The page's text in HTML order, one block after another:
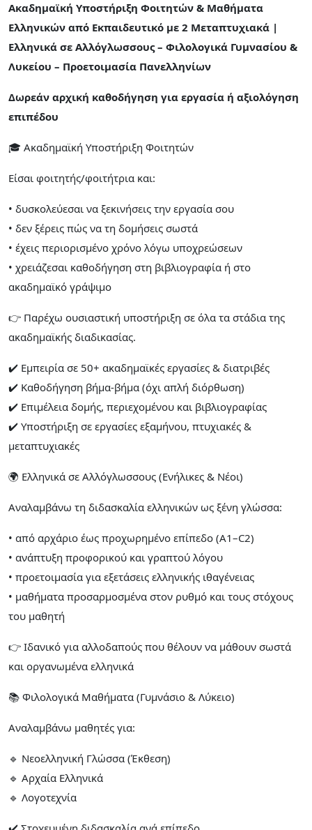
Ακαδημαϊκή Υποστήριξη Φοιτητών & Μαθήματα
Ελληνικών από Εκπαιδευτικό με 2 Μεταπτυχιακά |
Ελληνικά σε Αλλόγλωσσους – Φιλολογικά Γυμνασίου &
Λυκείου – Προετοιμασία Πανελληνίων
Δωρεάν αρχική καθοδήγηση για εργασία ή αξιολόγηση
επιπέδου
🎓 Ακαδημαϊκή Υποστήριξη Φοιτητών
Είσαι φοιτητής/φοιτήτρια και:
• δυσκολεύεσαι να ξεκινήσεις την εργασία σου
• δεν ξέρεις πώς να τη δομήσεις σωστά
• έχεις περιορισμένο χρόνο λόγω υποχρεώσεων
• χρειάζεσαι καθοδήγηση στη βιβλιογραφία ή στο
ακαδημαϊκό γράψιμο
👉 Παρέχω ουσιαστική υποστήριξη σε όλα τα στάδια της
ακαδημαϊκής διαδικασίας.
✔️ Εμπειρία σε 50+ ακαδημαϊκές εργασίες & διατριβές
✔️ Καθοδήγηση βήμα-βήμα (όχι απλή διόρθωση)
✔️ Επιμέλεια δομής, περιεχομένου και βιβλιογραφίας
✔️ Υποστήριξη σε εργασίες εξαμήνου, πτυχιακές &
μεταπτυχιακές
🌍 Ελληνικά σε Αλλόγλωσσους (Ενήλικες & Νέοι)
Αναλαμβάνω τη διδασκαλία ελληνικών ως ξένη γλώσσα:
• από αρχάριο έως προχωρημένο επίπεδο (Α1–C2)
• ανάπτυξη προφορικού και γραπτού λόγου
• προετοιμασία για εξετάσεις ελληνικής ιθαγένειας
• μαθήματα προσαρμοσμένα στον ρυθμό και τους στόχους
του μαθητή
👉 Ιδανικό για αλλοδαπούς που θέλουν να μάθουν σωστά
και οργανωμένα ελληνικά
📚 Φιλολογικά Μαθήματα (Γυμνάσιο & Λύκειο)
Αναλαμβάνω μαθητές για:
🔹 Νεοελληνική Γλώσσα (Έκθεση)
🔹 Αρχαία Ελληνικά
🔹 Λογοτεχνία